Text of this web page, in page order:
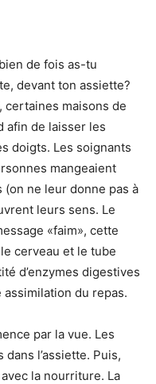
de fois as-tu
devant ton assiette?
certaines maisons de
afin de laisser les
doigts. Les soignants
mangeaient
ne leur donne pas à
leurs sens. Le
«faim», cette
cerveau et le tube
d’enzymes digestives
du repas.
par la vue. Les
l’assiette. Puis,
la nourriture. La